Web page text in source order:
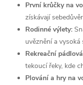
První krůčky na
získávají
Rodinné výlety:
uvěznění a
Rekreační
tekoucí řeky, kde
Plování a hry na